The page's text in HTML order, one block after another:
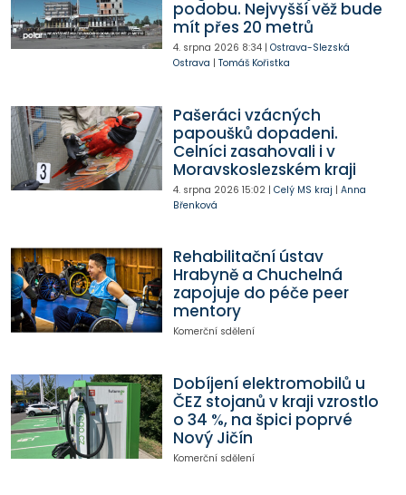
podobu. Nejvyšší věž bude
mít přes 20 metrů
4. srpna 2026 8:34| Ostrava-Slezská
Ostrava | Tomáš Kořistka
Pašeráci vzácných
papoušků dopadeni.
Celníci zasahovali i v
Moravskoslezském kraji
4. srpna 2026 15:02| Celý MS kraj | Anna
Břenková
Rehabilitační ústav
Hrabyně a Chuchelná
zapojuje do péče peer
mentory
Komerční sdělení
Dobíjení elektromobilů u
ČEZ stojanů v kraji vzrostlo
o 34 %, na špici poprvé
Nový Jičín
Komerční sdělení